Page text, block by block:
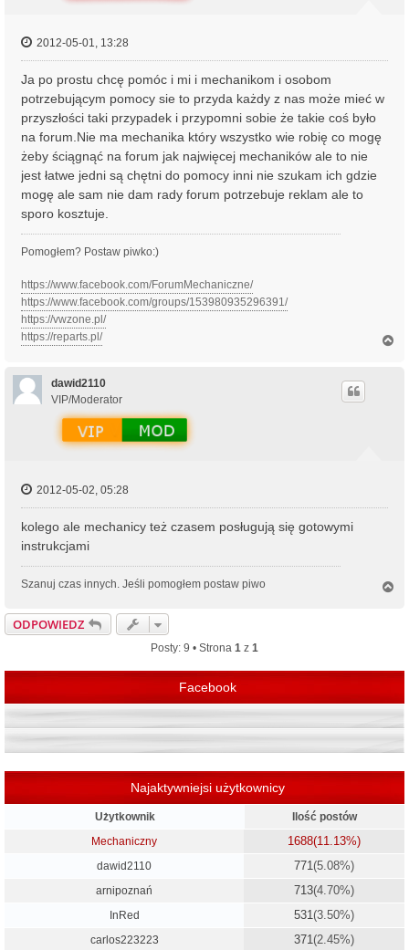
2012-05-01, 13:28
Ja po prostu chcę pomóc i mi i mechanikom i osobom
potrzebującym pomocy sie to przyda każdy z nas może mieć w
przyszłości taki przypadek i przypomni sobie że takie coś było
na forum.Nie ma mechanika który wszystko wie robię co mogę
żeby ściągnąć na forum jak najwięcej mechaników ale to nie
jest łatwe jedni są chętni do pomocy inni nie szukam ich gdzie
mogę ale sam nie dam rady forum potrzebuje reklam ale to
sporo kosztuje.
Pomogłem? Postaw piwko:)
https://www.facebook.com/ForumMechaniczne/
https://www.facebook.com/groups/153980935296391/
https://vwzone.pl/
https://reparts.pl/
dawid2110
VIP/Moderator
2012-05-02, 05:28
kolego ale mechanicy też czasem posługują się gotowymi
instrukcjami
Szanuj czas innych. Jeśli pomogłem postaw piwo
ODPOWIEDZ
Posty: 9 • Strona 1 z 1
Facebook
Najaktywniejsi użytkownicy
Użytkownik
Ilość postów
Mechaniczny
1688(11.13%)
dawid2110 771(5.08%)
arnipoznań 713(4.70%)
InRed 531(3.50%)
carlos223223 371(2.45%)